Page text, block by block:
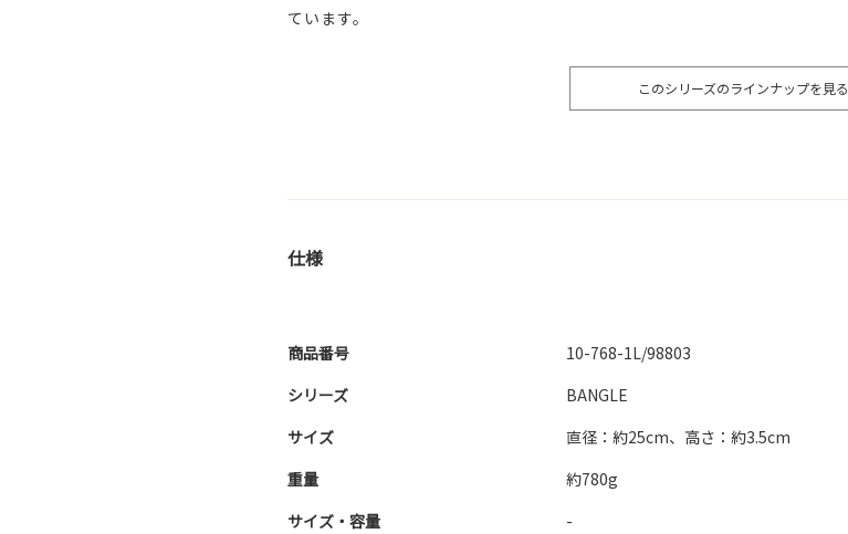
ています。
このシリーズのラインナップを見る
仕様
商品番号
10-768-1L/98803
シリーズ
BANGLE
サイズ
直径：約25cm、高さ：約3.5cm
重量
約780g
サイズ・容量
-